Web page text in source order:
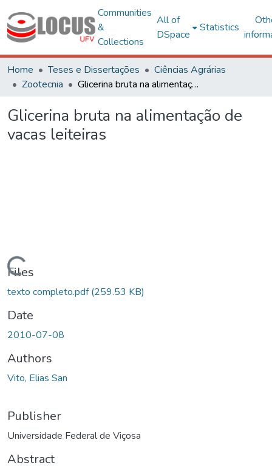
Communities
&
Collections
All of
DSpace
Statistics
Home Teses e Dissertações
Ciências Agrárias
Zootecnia
Glicerina bruta na alimentação de vacas leiteiras
Glicerina bruta na alimentação de
vacas leiteiras
Files
texto completo.pdf(259.53 KB)
Date
2010-07-08
Authors
Vito, Elias San
Publisher
Universidade Federal de Viçosa
Abstract